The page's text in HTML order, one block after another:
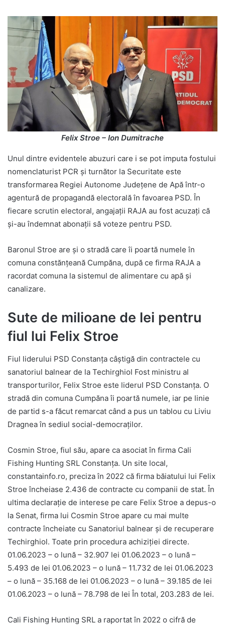
Felix Stroe – Ion Dumitrache
Unul dintre evidentele abuzuri care i se pot imputa fostului
nomenclaturist PCR și turnător la Securitate este
transformarea Regiei Autonome Județene de Apă într-o
agentură de propagandă electorală în favoarea PSD. În
fiecare scrutin electoral, angajații RAJA au fost acuzați că
și-au îndemnat abonații să voteze pentru PSD.
Baronul Stroe are și o stradă care îi poartă numele în
comuna constănţeană Cumpăna, după ce firma RAJA a
racordat comuna la sistemul de alimentare cu apă și
canalizare.
Sute de milioane de lei pentru
fiul lui Felix Stroe
Fiul liderului PSD Constanța câștigă din contractele cu
sanatoriul balnear de la Techirghiol Fost ministru al
transporturilor, Felix Stroe este liderul PSD Constanța. O
stradă din comuna Cumpăna îi poartă numele, iar pe linie
de partid s-a făcut remarcat când a pus un tablou cu Liviu
Dragnea în sediul social-democraților.
Cosmin Stroe, fiul său, apare ca asociat în firma Cali
Fishing Hunting SRL Constanța. Un site local,
constantainfo.ro, preciza în 2022 că firma băiatului lui Felix
Stroe încheiase 2.436 de contracte cu companii de stat. În
ultima declarație de interese pe care Felix Stroe a depus-o
la Senat, firma lui Cosmin Stroe apare cu mai multe
contracte încheiate cu Sanatoriul balnear și de recuperare
Techirghiol. Toate prin procedura achiziției directe.
01.06.2023 – o lună – 32.907 lei 01.06.2023 – o lună –
5.493 de lei 01.06.2023 – o lună – 11.732 de lei 01.06.2023
– o lună – 35.168 de lei 01.06.2023 – o lună – 39.185 de lei
01.06.2023 – o lună – 78.798 de lei În total, 203.283 de lei.
Cali Fishing Hunting SRL a raportat în 2022 o cifră de